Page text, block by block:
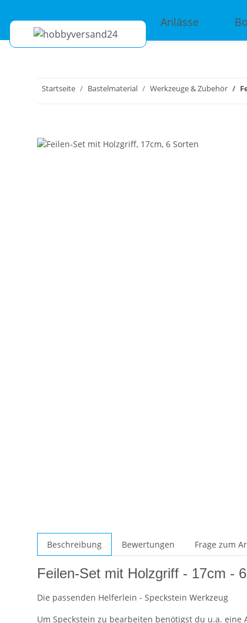
Anlässe
Startseite Bastelmaterial Werkzeuge & Zubehör
Beschreibung Bewertungen Frage zum
Feilen-Set mit Holzgriff - 17cm -
Die passenden Helferlein - Speckstein Werkzeug
Um Speckstein zu bearbeiten benötigst du u.a. eine